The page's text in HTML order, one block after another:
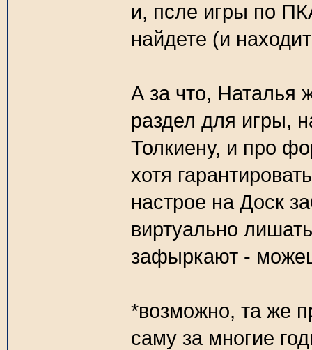
и, псле игры по
найдете (и
А за что, Наталья
раздел для игры,
Толкиену, и про
хотя
настрое на Доск
виртуально
зафыркают -
*возможно, та же
саму за многие